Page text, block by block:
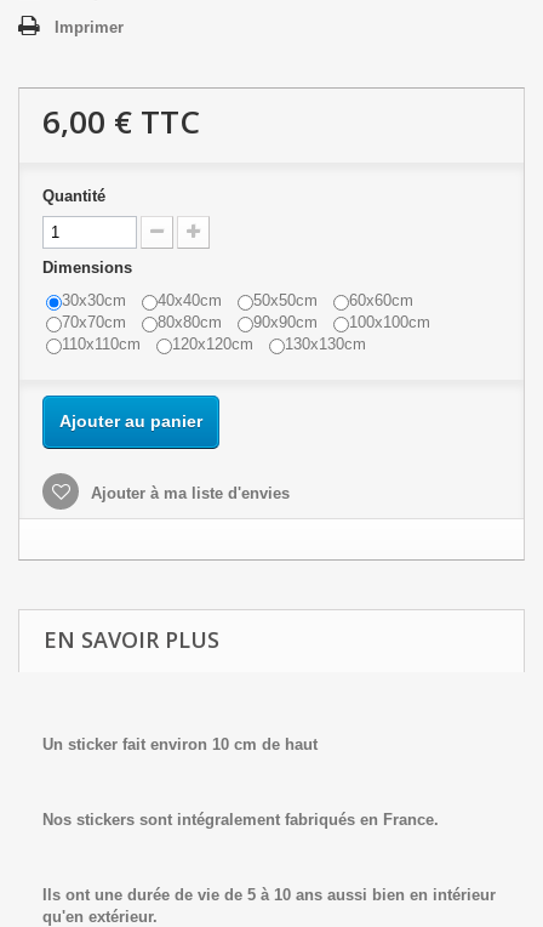
Imprimer
6,00 € TTC
Quantité
Dimensions
30x30cm
40x40cm 50x50cm
60x60cm
70x70cm
80x80cm 90x90cm
100x100cm
110x110cm
120x120cm 130x130cm
Ajouter au panier
Ajouter à ma liste d'envies
EN SAVOIR PLUS
Un sticker fait environ 10 cm de haut
Nos stickers sont intégralement fabriqués en France.
Ils ont une durée de vie de 5 à 10 ans aussi bien en intérieur
qu'en extérieur.